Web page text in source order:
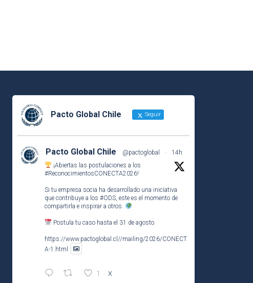
Pacto Global Chile Seguir
Pacto Global Chile @pactoglobal ·
14h
¡Abiertas las postulaciones a los
#ReconocimientosCONECTA2026!
Si tu empresa socia ha desarrollado una iniciativa
que contribuye a los #ODS , este es el momento de
compartirla e inspirar a otros.
Postula tu caso hasta el 31 de agosto.
https://www.pactoglobal.cl//mailing/2026/CONECT
A-1.html
1 X